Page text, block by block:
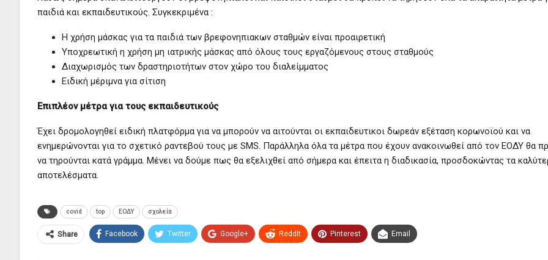
παιδιά και εκπαιδευτικούς. Συγκεκριμένα :
Η χρήση μάσκας για τα παιδιά των βρεφονηπιακων σταθμών είναι προαιρετική
Υποχρεωτική η χρήση μη ιατρικής μάσκας από όλους τους εργαζόμενους στους σταθμούς
Διαχωρισμός των δραστηριοτήτων στον χώρο του διαλείμματος
Ειδική μέριμνα για σίτιση
Επιπλέον μέτρα για τους εκπαιδευτικούς
Έχει δρομολογηθεί ειδική πλατφόρμα για να μπορούν να αιτούνται οι εκπαιδευτικοι δωρεάν εξέταση κορωνοϊού και να
ενημερώνονται για το σχετικό ραντεβού τους με SMS. Παράλληλα όλα τα μέτρα που έχουν ανακοινωθεί από τον ΕΟΔΥ θα
να τηρούνται κατά γράμμα. Μένει να δούμε πως θα εξελιχθεί από σήμερα και έπειτα η διαδικασία, προσδοκώντας τα
αποτελέσματα.
covid top ΕΟΔΥ σχολεία
Share Facebook Twitter Google+ ReddIt Pinterest Email